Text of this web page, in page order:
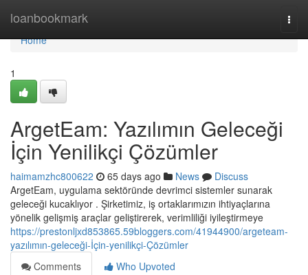
loanbookmark
Home
Home
1
ArgetEam: Yazılımın Geleceği
İçin Yenilikçi Çözümler
haimamzhc800622 65 days ago News
Discuss
ArgetEam, uygulama sektöründe devrimci sistemler sunarak
geleceği kucaklıyor . Şirketimiz, iş ortaklarımızın ihtiyaçlarına
yönelik gelişmiş araçlar geliştirerek, verimliliği iyileştirmeye
https://prestonljxd853865.59bloggers.com/41944900/argeteam-
yazılımın-geleceği-İçin-yenilikçi-Çözümler
Comments
Who Upvoted